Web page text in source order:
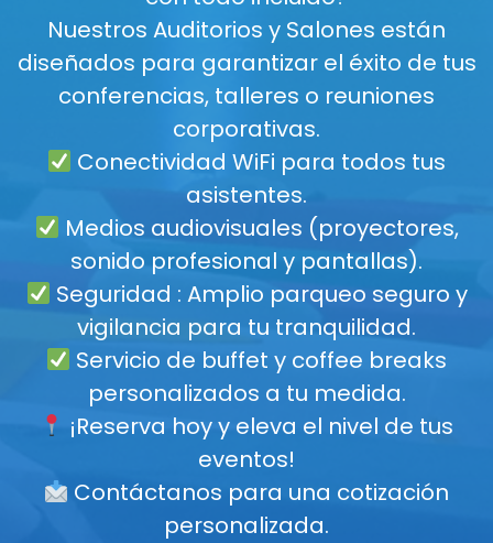
Nuestros Auditorios y Salones están
diseñados para garantizar el éxito de tus
conferencias, talleres o reuniones
corporativas.
Conectividad WiFi para todos tus
asistentes.
Medios audiovisuales (proyectores,
sonido profesional y pantallas).
Seguridad : Amplio parqueo seguro y
vigilancia para tu tranquilidad.
Servicio de buffet y coffee breaks
personalizados a tu medida.
¡Reserva hoy y eleva el nivel de tus
eventos!
Contáctanos para una cotización
personalizada.